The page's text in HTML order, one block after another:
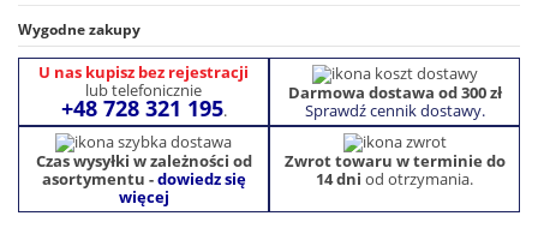
Wygodne zakupy
U nas kupisz bez rejestracji
lub telefonicznie
+48 728 321 195.
Darmowa dostawa od 300 zł
Sprawdź cennik dostawy.
Czas wysyłki w zależności od
asortymentu -dowiedz się
więcej
Zwrot towaru w terminie do
14 dni od otrzymania.